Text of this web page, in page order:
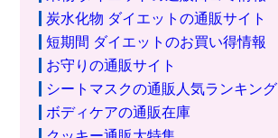
炭水化物 ダイエットの通販サイト
短期間 ダイエットのお買い得情報
お守りの通販サイト
シートマスクの通販人気ランキング
ボディケアの通販在庫